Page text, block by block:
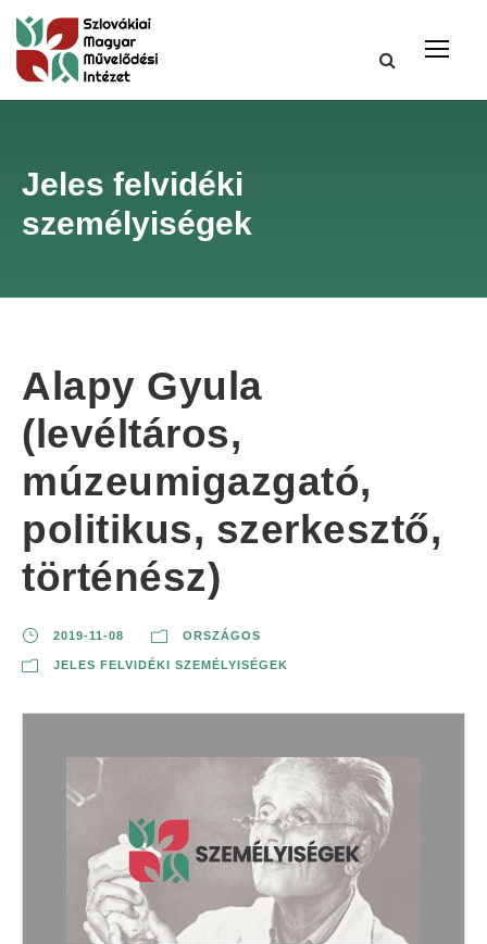
Jeles felvidéki
személyiségek
Alapy Gyula
(levéltáros,
múzeumigazgató,
politikus, szerkesztő,
történész)
2019-11-08 ORSZÁGOS
JELES FELVIDÉKI SZEMÉLYISÉGEK